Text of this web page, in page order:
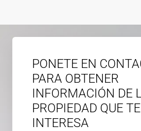
PONETE EN
PARA OBTENER
INFORMACIÓN DE
PROPIEDAD QUE TE
INTERESA